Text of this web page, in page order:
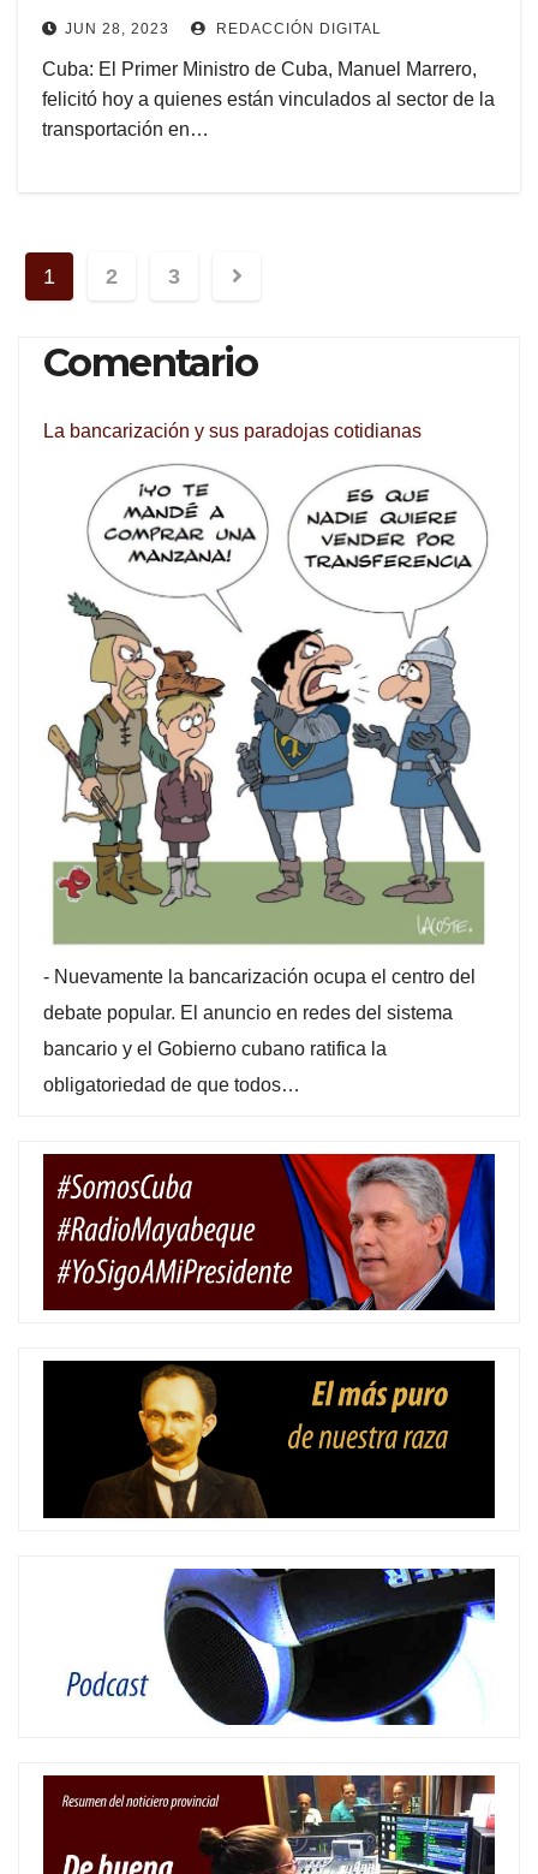
JUN 28, 2023 REDACCIÓN DIGITAL
Cuba: El Primer Ministro de Cuba, Manuel Marrero,
felicitó hoy a quienes están vinculados al sector de la
transportación en…
Navegación
entradas
1 2 3
Comentario
La bancarización y sus paradojas cotidianas
- Nuevamente la bancarización ocupa el centro del
debate popular. El anuncio en redes del sistema
bancario y el Gobierno cubano ratifica la
obligatoriedad de que todos…